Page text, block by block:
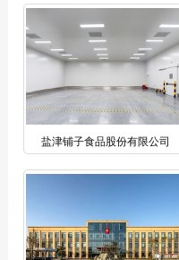
盐津铺子食品股份有限公司